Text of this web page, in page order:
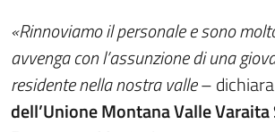
«Rinnoviamo il personale e sono
avvenga con l’assunzione di una
residente nella nostra valle–
dell’Unione Montana Valle